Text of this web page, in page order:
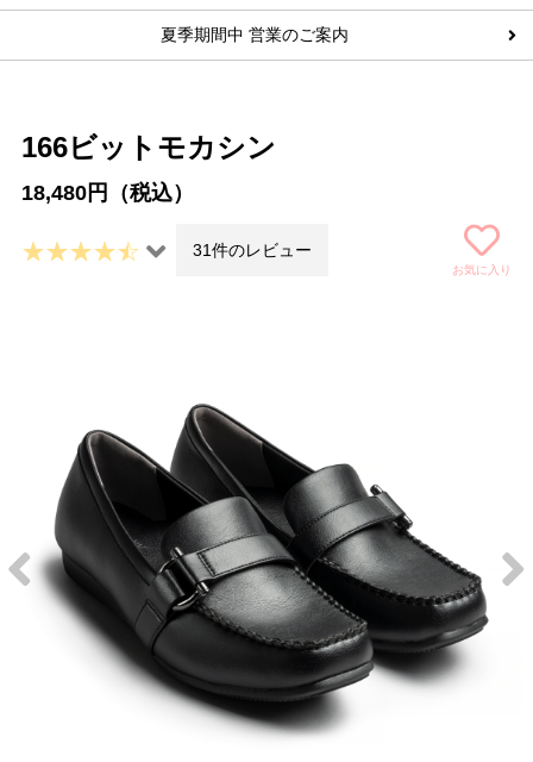
夏季期間中 営業のご案内
166ビットモカシン
18,480円（税込）
31件のレビュー
お気に入り